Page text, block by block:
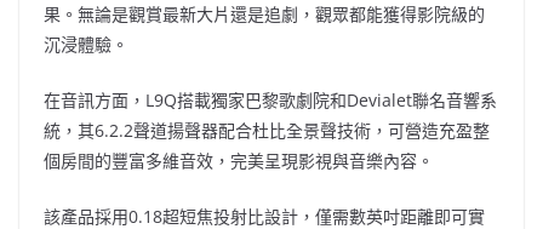
果。無論是觀賞最新大片還是追劇，觀眾都能獲得影院級的
沉浸體驗。
在音訊方面，L9Q搭載獨家巴黎歌劇院和Devialet聯名音響系
統，其6.2.2聲道揚聲器配合杜比全景聲技術，可營造充盈整
個房間的豐富多維音效，完美呈現影視與音樂內容。
該產品採用0.18超短焦投射比設計，僅需數英吋距離即可實